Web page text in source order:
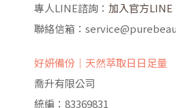
專人LINE諮詢： 加入官方LINE
聯絡信箱：
好妍備份｜天然萃取日日足量
喬升有限公司
統編：83369831